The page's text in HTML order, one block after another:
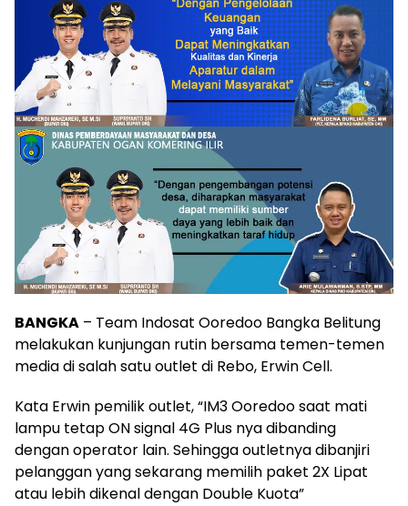
BANGKA – Team Indosat Ooredoo Bangka Belitung
melakukan kunjungan rutin bersama temen-temen
media di salah satu outlet di Rebo, Erwin Cell.
Kata Erwin pemilik outlet, “IM3 Ooredoo saat mati
lampu tetap ON signal 4G Plus nya dibanding
dengan operator lain. Sehingga outletnya dibanjiri
pelanggan yang sekarang memilih paket 2X Lipat
atau lebih dikenal dengan Double Kuota”